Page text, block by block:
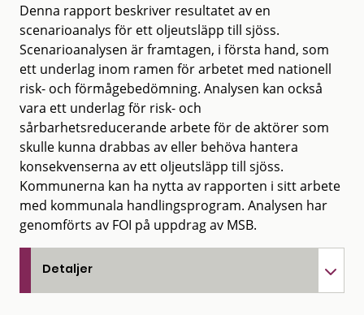
Denna rapport beskriver resultatet av en
scenarioanalys för ett oljeutsläpp till sjöss.
Scenarioanalysen är framtagen, i första hand, som
ett underlag inom ramen för arbetet med nationell
risk- och förmågebedömning. Analysen kan också
vara ett underlag för risk- och
sårbarhetsreducerande arbete för de aktörer som
skulle kunna drabbas av eller behöva hantera
konsekvenserna av ett oljeutsläpp till sjöss.
Kommunerna kan ha nytta av rapporten i sitt arbete
med kommunala handlingsprogram. Analysen har
genomförts av FOI på uppdrag av MSB.
Detaljer